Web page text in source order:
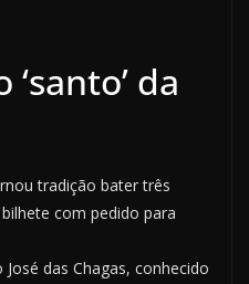
da
tradição bater três
com pedido para
das Chagas, conhecido